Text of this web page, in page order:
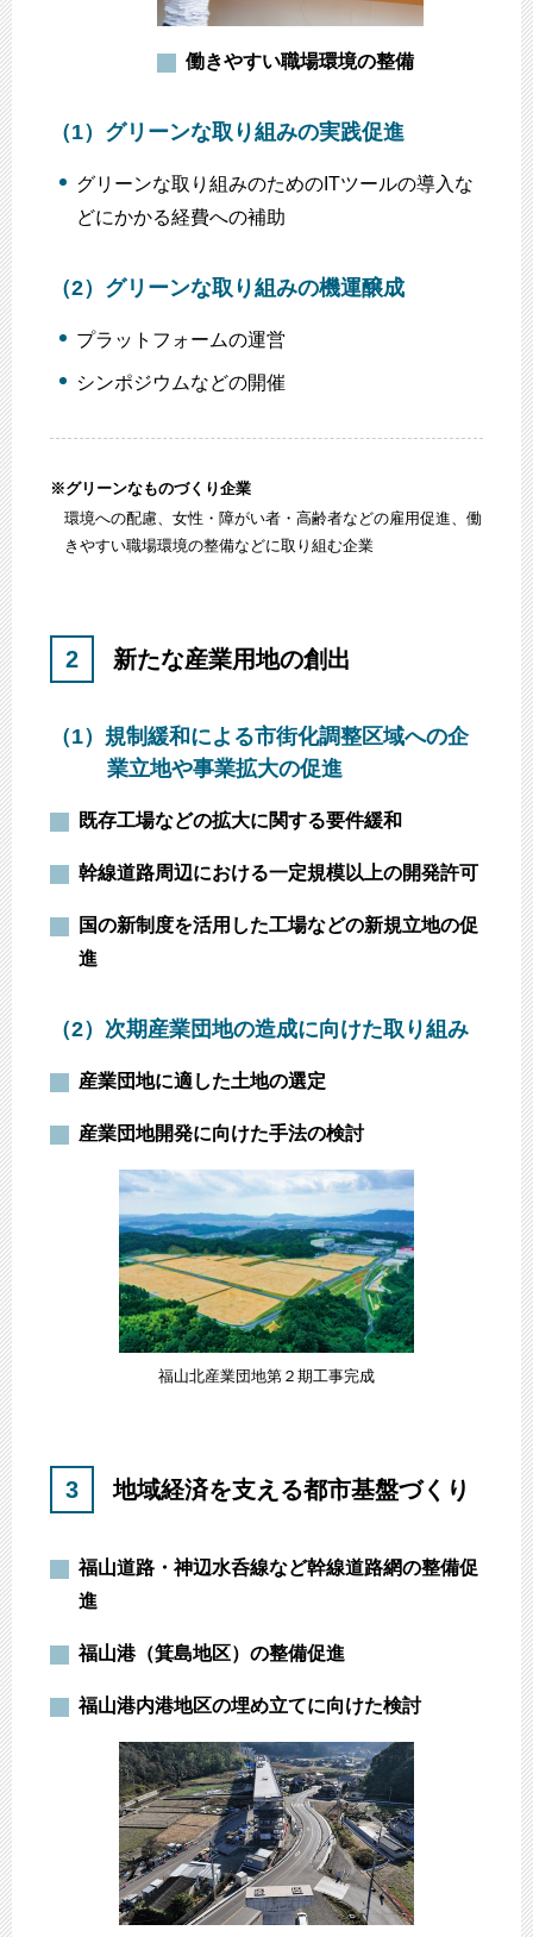
働きやすい職場環境の整備
（1） グリーンな取り組みの実践促進
グリーンな取り組みのためのITツールの導入な
どにかかる経費への補助
（2） グリーンな取り組みの機運醸成
プラットフォームの運営
シンポジウムなどの開催
※グリーンなものづくり企業
環境への配慮、女性・障がい者・高齢者などの雇用促進、働
きやすい職場環境の整備などに取り組む企業
2 新たな産業用地の創出
（1） 規制緩和による市街化調整区域への企
業立地や事業拡大の促進
既存工場などの拡大に関する要件緩和
幹線道路周辺における一定規模以上の開発許可
国の新制度を活用した工場などの新規立地の促
進
（2） 次期産業団地の造成に向けた取り組み
産業団地に適した土地の選定
産業団地開発に向けた手法の検討
福山北産業団地第２期工事完成
3 地域経済を支える都市基盤づくり
福山道路・神辺水呑線など幹線道路網の整備促
進
福山港（箕島地区）の整備促進
福山港内港地区の埋め立てに向けた検討